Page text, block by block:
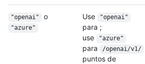
"openai" o
"azure"
Use "openai"
para ;
use
"azure"
para /openai/v1/
puntos de